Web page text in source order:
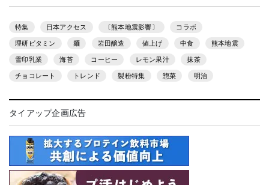
特集 日本アクセス 〔熊本地震影響〕 コラボ
理研ビタミン 麺 岩田醸造 値上げ 中食 熊本地震
雪印乳業 海苔 コーヒー レモン果汁 抹茶
チョコレート トレンド 製粉特集 惣菜 明治
タイアップ企画広告